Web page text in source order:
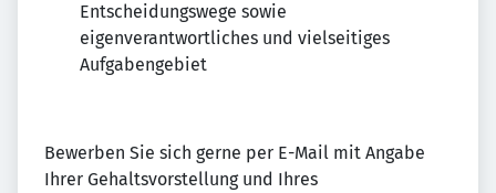
Entscheidungswege sowie
eigenverantwortliches und vielseitiges
Aufgabengebiet
Bewerben Sie sich gerne per E-Mail mit Angabe
Ihrer Gehaltsvorstellung und Ihres